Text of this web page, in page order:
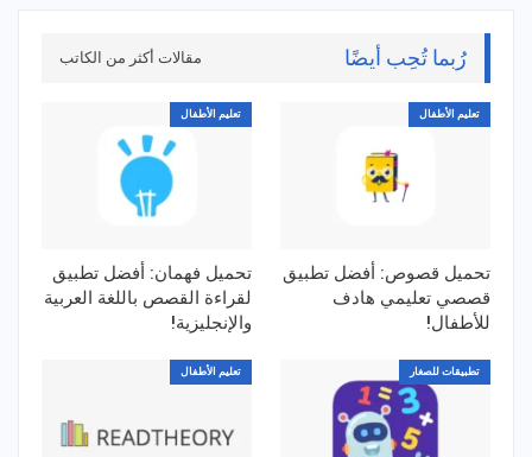
رُبما تُحِب أيضًا مقالات أكثر من الكاتب
تعليم الأطفال
تحميل قصوص: أفضل تطبيق
قصصي تعليمي هادف
للأطفال!
تعليم الأطفال
تحميل فهمان: أفضل تطبيق
لقراءة القصص باللغة العربية
والإنجليزية!
تطبيقات للصغار تعليم الأطفال